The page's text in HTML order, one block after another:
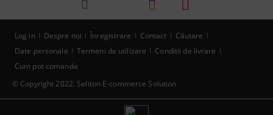
© Copyright 2022. Seliton E-commerce Solution
Log in Despre noi Înregistrare Contact
Căutare
Date personale
Termeni de utilizare
Conditii de livrare
Cum pot comanda